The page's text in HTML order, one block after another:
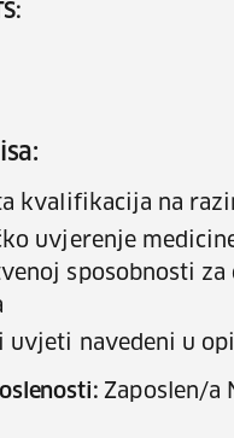
kvalifikacija na
uvjerenje
sposobnosti za
uvjeti navedeni u
Zaposlen/a